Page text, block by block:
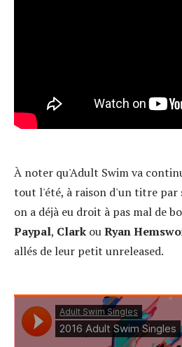
À noter qu'Adult Swim va
tout l'été, à raison d'un titre par
on a déjà eu droit à pas mal de
Paypal, Clark ouRyan
allés de leur petit unreleased.